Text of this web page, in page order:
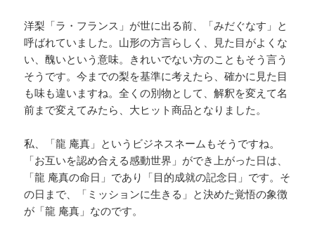
洋梨「ラ・フランス」が世に出る前、「みだぐなす」と
呼ばれていました。山形の方言らしく、見た目がよくな
い、醜いという意味。きれいでない方のこともそう言う
そうです。今までの梨を基準に考えたら、確かに見た目
も味も違いますね。全くの別物として、解釈を変えて名
前まで変えてみたら、大ヒット商品となりました。
私、「龍 庵真」というビジネスネームもそうですね。
「お互いを認め合える感動世界」ができ上がった日は、
「龍 庵真の命日」であり「目的成就の記念日」です。そ
の日まで、「ミッションに生きる」と決めた覚悟の象徴
が「龍 庵真」なのです。